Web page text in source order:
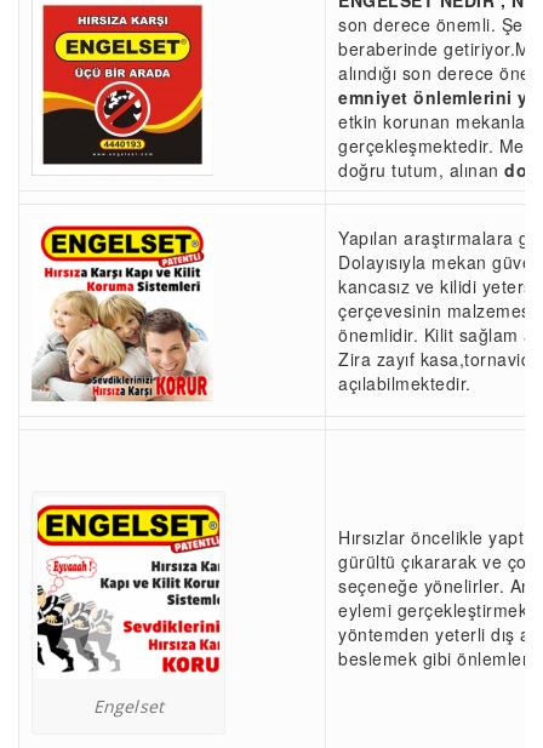
son derece önemli.
beraberinde
alındığı son derece
emniyet önlemlerini
etkin korunan
gerçekleşmektedir.
doğru tutum, alınan
Yapılan araştırmalara
Dolayısıyla mekan
kancasız ve kilidi
çerçevesinin malzemesi
önemlidir. Kilit sağlam
Zira zayıf
açılabilmektedir.
Engelset
Hırsızlar öncelikle
gürültü çıkararak ve
seçeneğe yönelirler.
eylemi
yöntemden yeterli dış
beslemek gibi önlemlerin